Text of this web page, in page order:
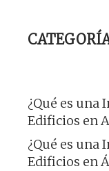
¿Qué es una
Edificios en
¿Qué es una
Edificios en